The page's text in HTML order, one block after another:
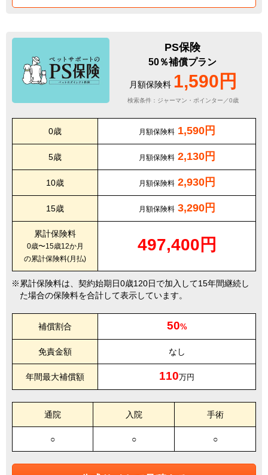
PS保険
50％補償プラン
月額保険料 1,590円
検索条件：ジャーマン・ポインター／0歳
0歳 月額保険料 1,590円
5歳 月額保険料 2,130円
10歳 月額保険料 2,930円
15歳 月額保険料 3,290円
累計保険料
0歳〜15歳12か月
の累計保険料(月払)
497,400円
累計保険料は、契約始期日0歳120日で加入して15年間継続し
た場合の保険料を合計して表示しています。
補償割合 50%
免責金額 なし
年間最大補償額 110万円
通院 入院 手術
○ ○ ○